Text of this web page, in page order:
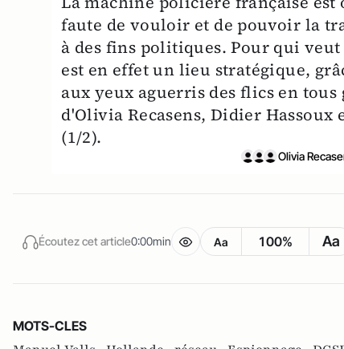
faute de vouloir et de pouvoir la
à des fins politiques. Pour qui
est en effet un lieu stratégique,
aux yeux aguerris des flics en
d'Olivia Recasens, Didier
(1/2).
Olivia
Écoutez cet article0:00min Aa 100% Aa
MOTS-CLES